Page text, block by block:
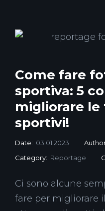
Come fare
sportiva: 5
migliorare
sportivi!
Date: 03.01.2023
Category: Reportage
Ci sono alcune
fare per migliorare